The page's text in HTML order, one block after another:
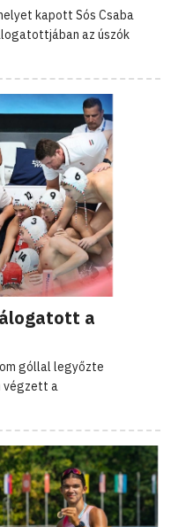
kapott Sós Csaba
az úszók
a
góllal legyőzte
végzett a